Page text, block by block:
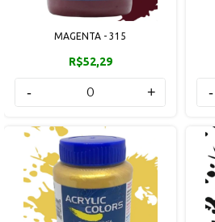
MAGENTA - 315
R$52,29
- + -